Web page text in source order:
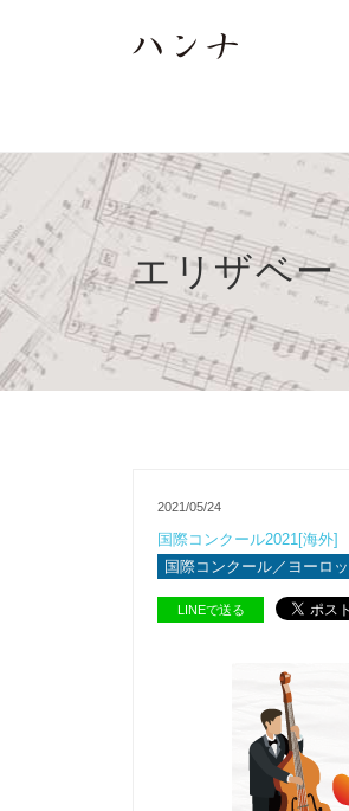
エリザベー
2021/05/24
国際コンクール2021[海外]
国際コンクール／ヨーロ
LINEで送る